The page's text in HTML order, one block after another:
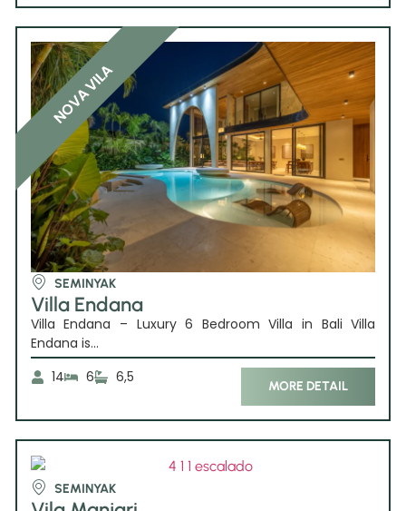
NOVA VILA
SEMINYAK
Villa Endana
Villa Endana – Luxury 6 Bedroom Villa in Bali Villa
Endana is...
14
6 6,5
MORE DETAIL
SEMINYAK